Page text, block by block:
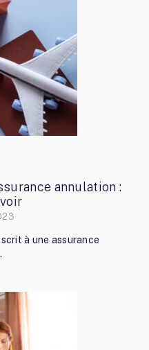
annulation :
à une assurance